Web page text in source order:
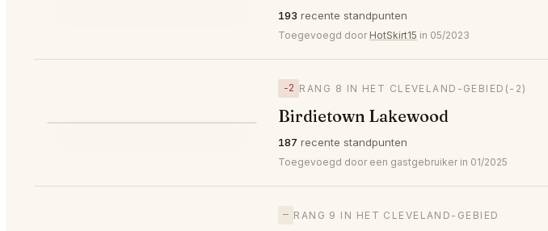
193 recente standpunten
Toegevoegd door HotSkirt15 in 05/2023
−2 RANG 8 IN HET CLEVELAND-GEBIED (-2)
Birdietown Lakewood
187 recente standpunten
Toegevoegd door een gastgebruiker in 01/2025
— RANG 9 IN HET CLEVELAND-GEBIED